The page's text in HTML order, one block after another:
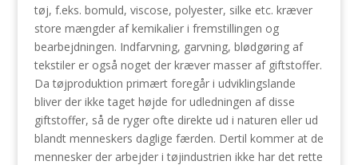
tøj, f.eks. bomuld, viscose, polyester, silke etc. kræver
store mængder af kemikalier i fremstillingen og
bearbejdningen. Indfarvning, garvning, blødgøring af
tekstiler er også noget der kræver masser af giftstoffer.
Da tøjproduktion primært foregår i udviklingslande
bliver der ikke taget højde for udledningen af disse
giftstoffer, så de ryger ofte direkte ud i naturen eller ud
blandt menneskers daglige færden. Dertil kommer at de
mennesker der arbejder i tøjindustrien ikke har det rette